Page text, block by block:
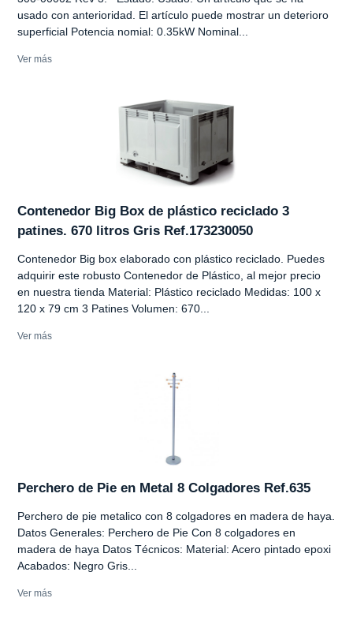
usado con anterioridad. El artículo puede mostrar un deterioro
superficial Potencia nomial: 0.35kW Nominal...
Ver más
Contenedor Big Box de plástico reciclado 3
patines. 670 litros Gris Ref.173230050
Contenedor Big box elaborado con plástico reciclado. Puedes
adquirir este robusto Contenedor de Plástico, al mejor precio
en nuestra tienda Material: Plástico reciclado Medidas: 100 x
120 x 79 cm 3 Patines Volumen: 670...
Ver más
Perchero de Pie en Metal 8 Colgadores Ref.635
Perchero de pie metalico con 8 colgadores en madera de haya.
Datos Generales: Perchero de Pie Con 8 colgadores en
madera de haya Datos Técnicos: Material: Acero pintado epoxi
Acabados: Negro Gris...
Ver más